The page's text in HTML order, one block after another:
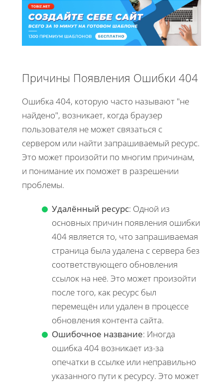
Причины Появления Ошибки 404
Ошибка 404, которую часто называют "не
найдено", возникает, когда браузер
пользователя не может связаться с
сервером или найти запрашиваемый ресурс.
Это может произойти по многим причинам,
и понимание их поможет в разрешении
проблемы.
Удалённый ресурс: Одной из
основных причин появления ошибки
404 является то, что запрашиваемая
страница была удалена с сервера без
соответствующего обновления
ссылок на неё. Это может произойти
после того, как ресурс был
перемещён или удален в процессе
обновления контента сайта.
Ошибочное название: Иногда
ошибка 404 возникает из-за
опечатки в ссылке или неправильно
указанного пути к ресурсу. Это может